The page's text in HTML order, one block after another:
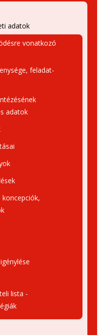
adatok
vonatkozó
feladat-
adatok
koncepciók,
lista -